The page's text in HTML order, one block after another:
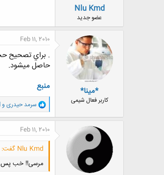
و
Nlu Kmd
عضو جدید
*مینا*
کاربر فعال شیمی
Feb 11, 2010
. براي تصحيح
حاصل ميشود.
منبع
و
ا
ک
ش
ا
سرمد حیدری و
Feb 11, 2010
Nlu Kmd گفت:
مرسی!! خبپس